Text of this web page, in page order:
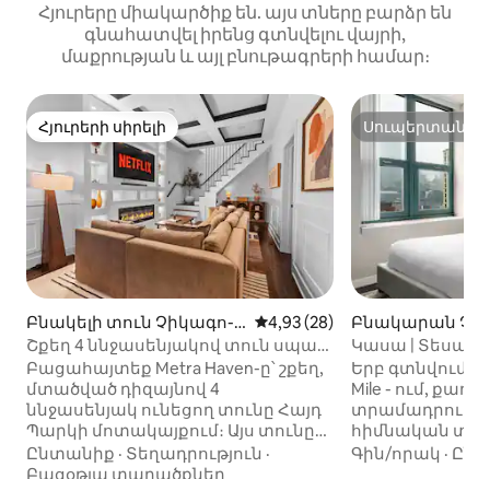
Հյուրերը միակարծիք են. այս տները բարձր են
գնահատվել իրենց գտնվելու վայրի,
մաքրության և այլ բնութագրերի համար։
Հյուրերի սիրելի
Հյուրերի սիրելի
Բնակելի տուն Չիկագո-ո
ւմ
Միջին վարկանիշը՝ 5-ից
4,93 (28)
Շքեղ 4 ննջասենյակով տուն սպա
ջակուզիով՝ UChicago-ի և Օբամայի
կենտրոնի մոտ
Բացահայտեք Metra Haven-ը՝ շքեղ,
մտածված դիզայնով 4
ննջասենյակ ունեցող տունը Հայդ
Պարկի մոտակայքում։ Այս տունը
կատարյալ է աղջիկների
երեկույթների հանգստյան օրերին,
Ընտանիք · Տեղադրություն ·
Բացօթյա տարածքներ
Բնակարան
ւմ
Կասա |
առանձին
Երբ գտնվում եք
Mile - ում,
հիմնական
հեշտացնում է
Գին/որակ ·